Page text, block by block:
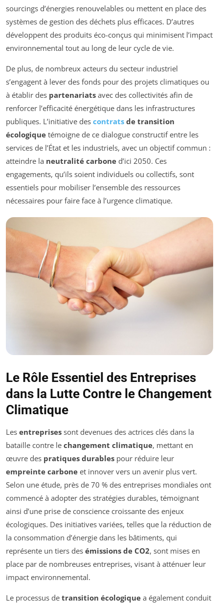
sourcings d’énergies renouvelables ou mettent en place des
systèmes de gestion des déchets plus efficaces. D’autres
développent des produits éco-conçus qui minimisent l’impact
environnemental tout au long de leur cycle de vie.
De plus, de nombreux acteurs du secteur industriel
s’engagent à lever des fonds pour des projets climatiques ou
à établir des partenariats avec des collectivités afin de
renforcer l’efficacité énergétique dans les infrastructures
publiques. L’initiative des contrats de transition
écologique témoigne de ce dialogue constructif entre les
services de l’État et les industriels, avec un objectif commun :
atteindre la neutralité carbone d’ici 2050. Ces
engagements, qu’ils soient individuels ou collectifs, sont
essentiels pour mobiliser l’ensemble des ressources
nécessaires pour faire face à l’urgence climatique.
Le Rôle Essentiel des Entreprises
dans la Lutte Contre le Changement
Climatique
Les entreprises sont devenues des actrices clés dans la
bataille contre le changement climatique, mettant en
œuvre des pratiques durables pour réduire leur
empreinte carbone et innover vers un avenir plus vert.
Selon une étude, près de 70 % des entreprises mondiales ont
commencé à adopter des stratégies durables, témoignant
ainsi d’une prise de conscience croissante des enjeux
écologiques. Des initiatives variées, telles que la réduction de
la consommation d’énergie dans les bâtiments, qui
représente un tiers des émissions de CO2, sont mises en
place par de nombreuses entreprises, visant à atténuer leur
impact environnemental.
Le processus de transition écologique a également conduit